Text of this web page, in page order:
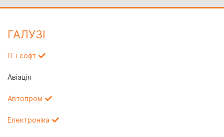
ГАЛУЗI
IT і софт
Авіація
Автопром
Електроніка